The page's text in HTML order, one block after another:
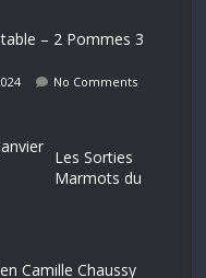
– 2 Pommes 3
No Comments
Les Sorties
Marmots du
Camille Chaussy